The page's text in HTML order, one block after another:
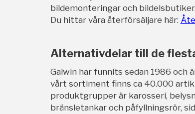
bildemonteringar och
Du hittar våra återförsäljare här:
Alternativdelar till de
Galwin har funnits sedan 1986 och
vårt sortiment finns ca 40.000
produktgrupper är karosseri,
bränsletankar och påfyllningsrör,